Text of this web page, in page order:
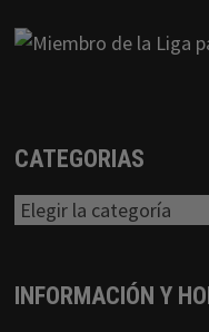
CATEGORIAS
Categorias
INFORMACIÓN Y